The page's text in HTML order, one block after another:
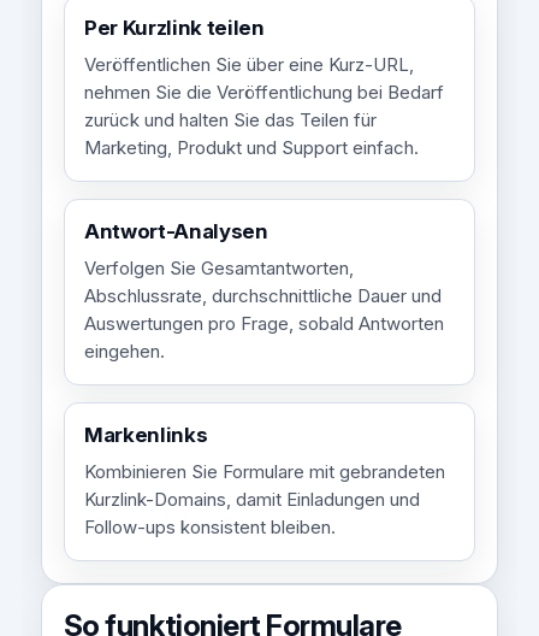
Per Kurzlink teilen
Veröffentlichen Sie über eine Kurz-URL,
nehmen Sie die Veröffentlichung bei Bedarf
zurück und halten Sie das Teilen für
Marketing, Produkt und Support einfach.
Antwort-Analysen
Verfolgen Sie Gesamtantworten,
Abschlussrate, durchschnittliche Dauer und
Auswertungen pro Frage, sobald Antworten
eingehen.
Markenlinks
Kombinieren Sie Formulare mit gebrandeten
Kurzlink-Domains, damit Einladungen und
Follow-ups konsistent bleiben.
So funktioniert Formulare